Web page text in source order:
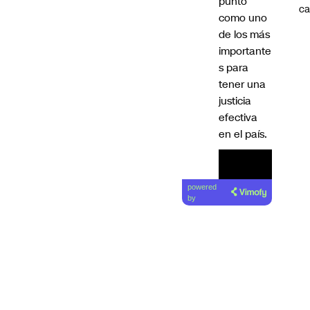
como uno
de los más
importante
s para
tener una
justicia
efectiva
en el país.
powered
by